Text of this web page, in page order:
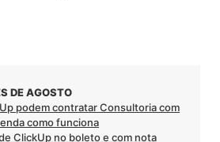
DE AGOSTO
podem contratar Consultoria com
como funciona
ClickUp no boleto e com nota